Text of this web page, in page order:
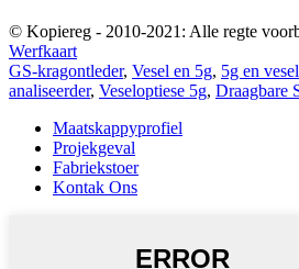
© Kopiereg - 2010-2021: Alle regte
Werfkaart
GS-kragontleder, Vesel en 5g, 5g en vesel
analiseerder, Veseloptiese 5g, Draagbare
Maatskappyprofiel
Projekgeval
Fabriekstoer
Kontak Ons